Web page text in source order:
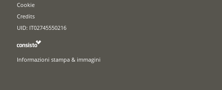
Cookie
Credits
UID: IT02745550216
Informazioni stampa & immagini